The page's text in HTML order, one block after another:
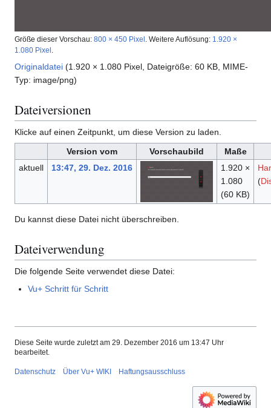
Größe dieser Vorschau: 800 × 450 Pixel Weitere Auflösung: 1.920 ×
1.080 Pixel
Originaldatei (1.920 × 1.080 Pixel, Dateigröße: 60 KB, MIME-
Typ: image/png)
Dateiversionen
Klicke auf einen Zeitpunkt, um diese Version zu laden.
Version vom
Vorschaubild
Maße
aktuell
13:47, 29. Dez. 2016
1.920 ×
1.080
(60 KB)
(
Du kannst diese Datei nicht überschreiben.
Dateiverwendung
Die folgende Seite verwendet diese Datei:
Vu+ Schritt für Schritt
Diese Seite wurde zuletzt am 29. Dezember 2016 um 13:47 Uhr
bearbeitet.
Datenschutz Über Vu+ WIKI Haftungsausschluss